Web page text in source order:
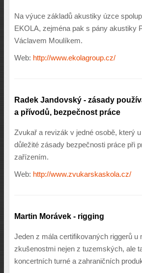
Na výuce základů akustiky úzce
EKOLA, zejména pak s pány akustiky
Václavem Moulíkem.
Web: http://www.ekolagroup.cz/
Radek Jandovský - zásady
a přívodů, bezpečnost práce
Zvukař a revizák v jedné osobě, který
důležité zásady bezpečnosti práce při
zařízením.
Web: http://www.zvukarskaskola.cz/
Martin Morávek - rigging
Jeden z mála certifikovaných riggerů u
zkušenostmi nejen z tuzemských, ale
koncertních turné a zahraničních